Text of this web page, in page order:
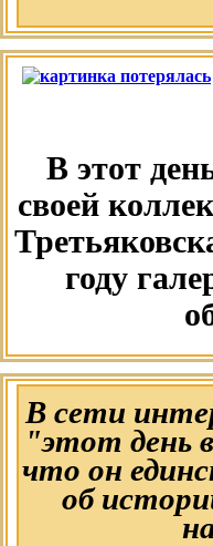
В этот
своей
году
В сети
"этот день
что он
об